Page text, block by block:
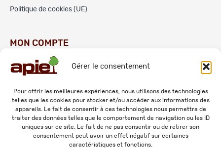
Gérer le consentement
Pour offrir les meilleures expériences, nous utilisons des technologies
telles que les cookies pour stocker et/ou accéder aux informations des
appareils. Le fait de consentir à ces technologies nous permettra de
traiter des données telles que le comportement de navigation ou les ID
uniques sur ce site. Le fait de ne pas consentir ou de retirer son
consentement peut avoir un effet négatif sur certaines
caractéristiques et fonctions.
Politique de cookies (UE)
MON COMPTE
Commandes
Adresses
Mes informations personnelles